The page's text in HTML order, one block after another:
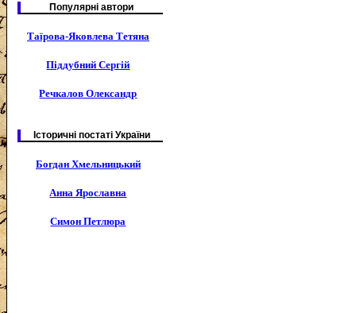
Популярні автори
Таїрова-Яковлева Тетяна
Піддубний Сергій
Речкалов Олександр
Історичні постаті України
Богдан Хмельницький
Анна Ярославна
Симон Петлюра